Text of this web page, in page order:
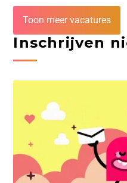
Toon meer vacatures
Inschrijven